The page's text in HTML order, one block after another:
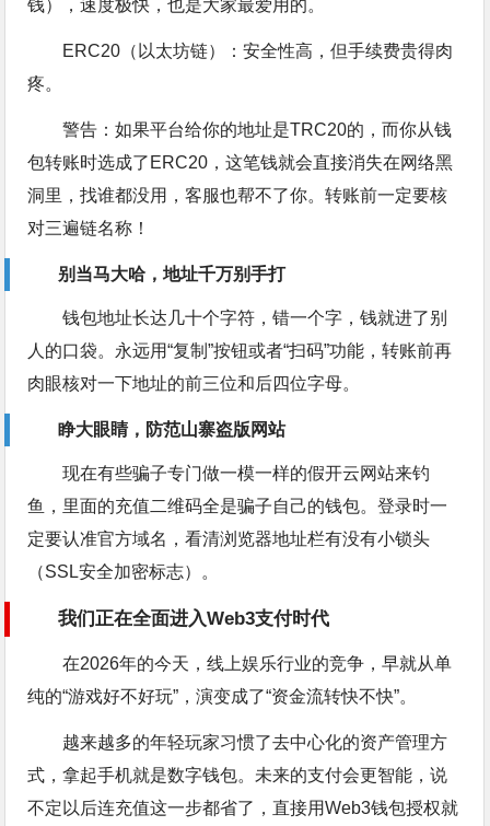
钱），速度极快，也是大家最爱用的。
ERC20（以太坊链）：安全性高，但手续费贵得肉
疼。
警告：如果平台给你的地址是TRC20的，而你从钱
包转账时选成了ERC20，这笔钱就会直接消失在网络黑
洞里，找谁都没用，客服也帮不了你。转账前一定要核
对三遍链名称！
别当马大哈，地址千万别手打
钱包地址长达几十个字符，错一个字，钱就进了别
人的口袋。永远用“复制”按钮或者“扫码”功能，转账前再
肉眼核对一下地址的前三位和后四位字母。
睁大眼睛，防范山寨盗版网站
现在有些骗子专门做一模一样的假开云网站来钓
鱼，里面的充值二维码全是骗子自己的钱包。登录时一
定要认准官方域名，看清浏览器地址栏有没有小锁头
（SSL安全加密标志）。
我们正在全面进入Web3支付时代
在2026年的今天，线上娱乐行业的竞争，早就从单
纯的“游戏好不好玩”，演变成了“资金流转快不快”。
越来越多的年轻玩家习惯了去中心化的资产管理方
式，拿起手机就是数字钱包。未来的支付会更智能，说
不定以后连充值这一步都省了，直接用Web3钱包授权就